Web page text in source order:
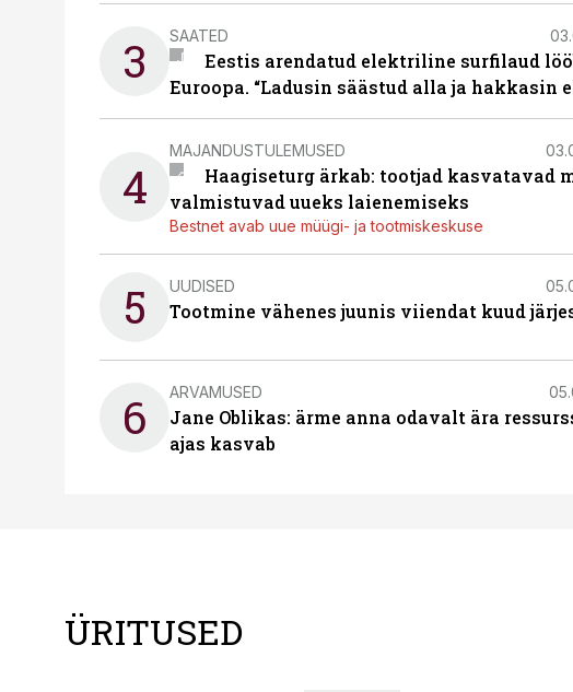
3 SAATED
Eestis arendatud elektriline surfilaud
Euroopa. “Ladusin säästud alla ja hakkasin
4
MAJANDUSTULEMUSED
Haagiseturg ärkab: tootjad kasvatavad
valmistuvad uueks laienemiseks
Bestnet avab uue müügi- ja tootmiskeskuse
5 UUDISED
Tootmine vähenes juunis viiendat kuud
6 ARVAMUSED
Jane Oblikas: ärme anna odavalt ära
ajas kasvab
ÜRITUSED